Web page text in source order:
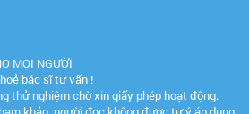
MỌI NGƯỜI
bác sĩ tư vấn !
thử nghiệm chờ xin giấy phép hoạt động.